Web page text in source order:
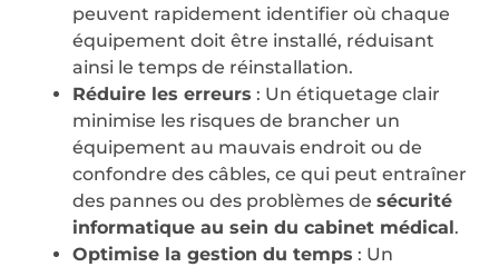
peuvent rapidement identifier où chaque
équipement doit être installé, réduisant
ainsi le temps de réinstallation.
Réduire les erreurs : Un étiquetage clair
minimise les risques de brancher un
équipement au mauvais endroit ou de
confondre des câbles, ce qui peut entraîner
des pannes ou des problèmes de sécurité
informatique au sein du cabinet médical .
Optimise la gestion du temps : Un